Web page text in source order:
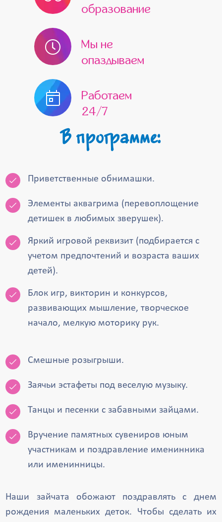
образование
Мы не
опаздываем
Работаем
24/7
В программе:
Приветственные обнимашки.
Элементы аквагрима (перевоплощение
детишек в любимых зверушек).
Яркий игровой реквизит (подбирается с
учетом предпочтений и возраста ваших
детей).
Блок игр, викторин и конкурсов,
развивающих мышление, творческое
начало, мелкую моторику рук.
Смешные розыгрыши.
Заячьи эстафеты под веселую музыку.
Танцы и песенки с забавными зайцами.
Вручение памятных сувениров юным
участникам и поздравление именинника
или именинницы.
Наши зайчата обожают поздравлять с днем
рождения маленьких деток. Чтобы сделать их